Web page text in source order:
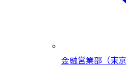
金融営業部（東